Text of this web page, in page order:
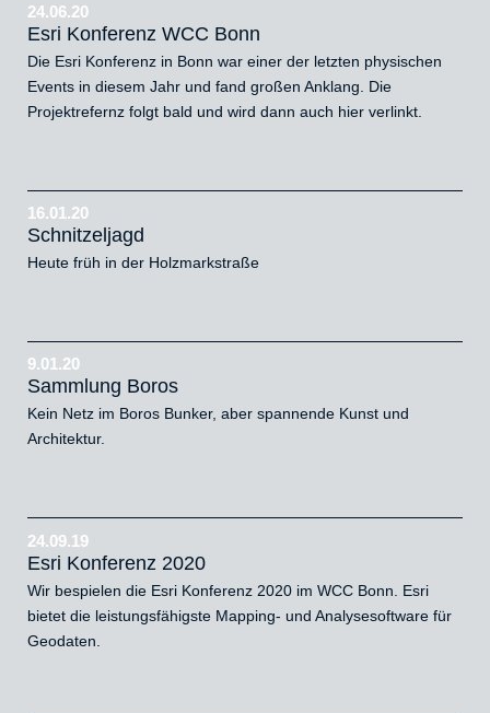
24.06.20
Esri Konferenz WCC Bonn
Die Esri Konferenz in Bonn war einer der letzten physischen
Events in diesem Jahr und fand großen Anklang. Die
Projektrefernz folgt bald und wird dann auch hier verlinkt.
16.01.20
Schnitzeljagd
Heute früh in der Holzmarkstraße
9.01.20
Sammlung Boros
Kein Netz im Boros Bunker, aber spannende Kunst und
Architektur.
24.09.19
Esri Konferenz 2020
Wir bespielen die Esri Konferenz 2020 im WCC Bonn. Esri
bietet die leistungsfähigste Mapping- und Analysesoftware für
Geodaten.